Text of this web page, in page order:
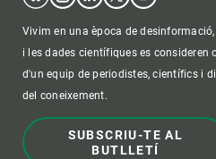
Vivim en una època de
i les dades científiques es consideren
d'un equip de periodistes, científics i
del coneixement.
SUBSCRIU-TE AL
BUTLLETÍ